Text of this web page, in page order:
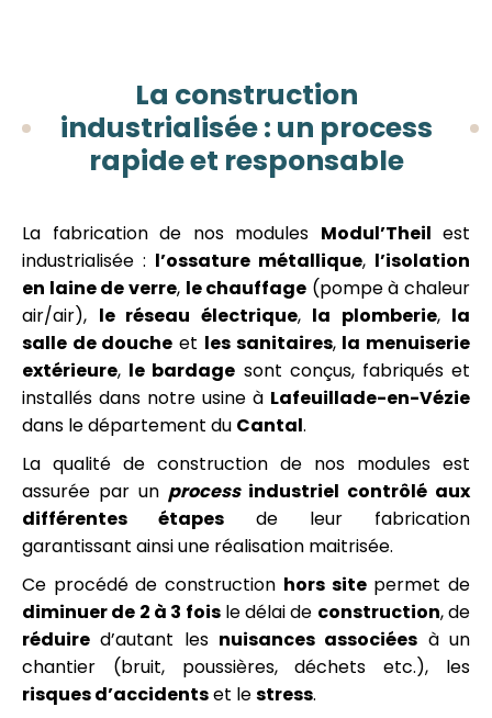
La construction
industrialisée : un process
rapide et responsable
La fabrication de nos modules Modul’Theil est
industrialisée : l’ossature métallique, l’isolation
en laine de verre, le chauffage (pompe à chaleur
air/air), le réseau électrique, la plomberie, la
salle de douche et les sanitaires, la menuiserie
extérieure, le bardage sont conçus, fabriqués et
installés dans notre usine à Lafeuillade-en-Vézie
dans le département du Cantal.
La qualité de construction de nos modules est
assurée par un processindustriel contrôlé aux
différentes étapes de leur fabrication
garantissant ainsi une réalisation maitrisée.
Ce procédé de construction hors sitepermet de
diminuer de 2 à 3 foisle délai de construction, de
réduire d’autant les nuisances associées à un
chantier (bruit, poussières, déchets etc.), les
risques d’accidentset lestress.